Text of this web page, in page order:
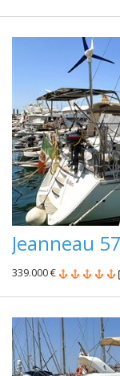
Jeanneau 57
339.000 €